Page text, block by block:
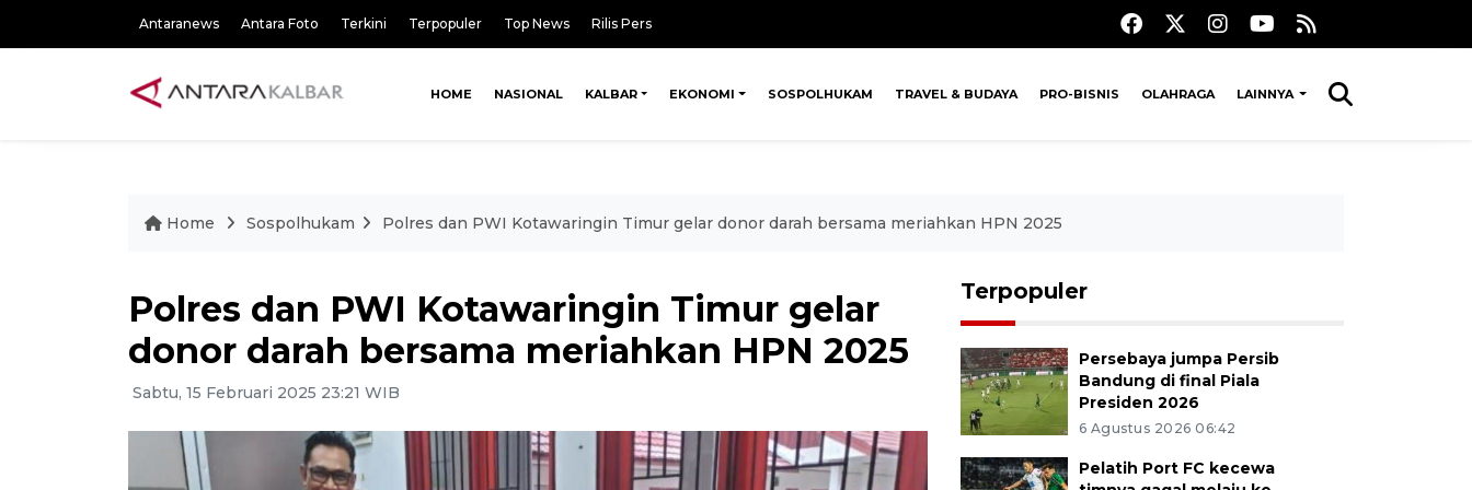
Antaranews Antara Foto Terkini Terpopuler Top News Rilis Pers
HOME NASIONAL KALBAR EKONOMI SOSPOLHUKAM TRAVEL & BUDAYA PRO-BISNIS OLAHRAGA LAINNYA
Home Sospolhukam Polres dan PWI Kotawaringin Timur gelar donor darah bersama meriahkan HPN 2025
Polres dan PWI Kotawaringin Timur gelar
donor darah bersama meriahkan HPN 2025
Sabtu, 15 Februari 2025 23:21 WIB
Terpopuler
Persebaya jumpa Persib
Bandung di final Piala
Presiden 2026
6 Agustus 2026 06:42
Pelatih Port FC kecewa